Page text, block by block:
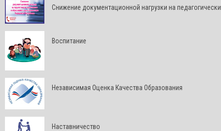
Снижение документационной нагрузки на
Воспитание
Независимая Оценка Качества Образования
Наставничество